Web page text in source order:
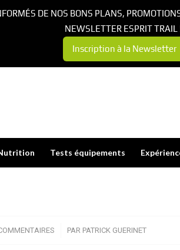
Tests équipements
/ PAR PATRICK GUERINET
DE NOS BONS PLANS,
NEWSLETTER ESPRIT TRAIL
Inscription à la Newsletter